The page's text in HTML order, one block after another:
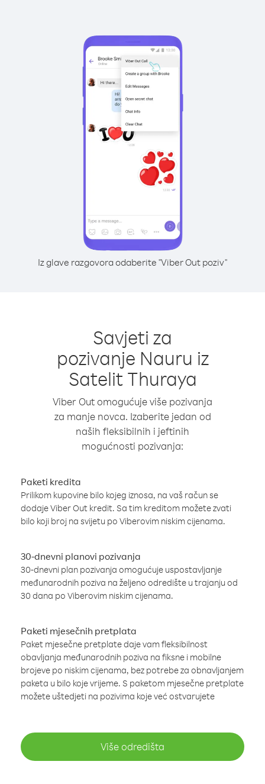
Iz glave razgovora odaberite "Viber Out poziv"
Savjeti za
pozivanje Nauru iz
Satelit Thuraya
Viber Out omogućuje više pozivanja
za manje novca. Izaberite jedan od
naših fleksibilnih i jeftinih
mogućnosti pozivanja:
Paketi kredita
Prilikom kupovine bilo kojeg iznosa, na vaš račun se
dodaje Viber Out kredit. Sa tim kreditom možete zvati
bilo koji broj na svijetu po Viberovim niskim cijenama.
30-dnevni planovi pozivanja
30-dnevni plan pozivanja omogućuje uspostavljanje
međunarodnih poziva na željeno odredište u trajanju od
30 dana po Viberovim niskim cijenama.
Paketi mjesečnih pretplata
Paket mjesečne pretplate daje vam fleksibilnost
obavljanja međunarodnih poziva na fiksne i mobilne
brojeve po niskim cijenama, bez potrebe za obnavljanjem
paketa u bilo koje vrijeme. S paketom mjesečne pretplate
možete uštedjeti na pozivima koje već ostvarujete
Više odredišta